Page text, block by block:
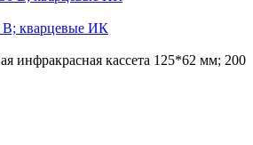
В; кварцевые ИК
инфракрасная кассета 125*62 мм; 200